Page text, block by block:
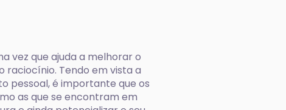
vez que ajuda a melhorar o
raciocínio. Tendo em vista a
pessoal, é importante que os
as que se encontram em